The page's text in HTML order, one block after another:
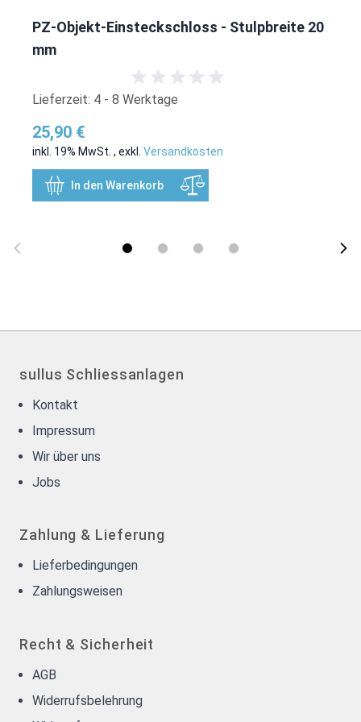
PZ-Objekt-Einsteckschloss - Stulpbreite 20
mm
Lieferzeit: 4 - 8 Werktage
25,90 €
inkl. 19% MwSt. , exkl. Versandkosten
In den Warenkorb
sullus Schliessanlagen
Kontakt
Impressum
Wir über uns
Jobs
Zahlung & Lieferung
Lieferbedingungen
Zahlungsweisen
Recht & Sicherheit
AGB
Widerrufsbelehrung